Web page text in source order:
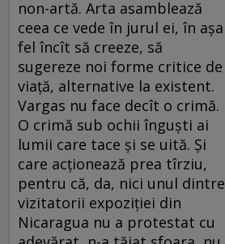
non-artă. Arta asamblează
ceea ce vede în jurul ei, în aşa
fel încît să creeze, să
sugereze noi forme critice de
viaţă, alternative la existent.
Vargas nu face decît o crimă.
O crimă sub ochii înguşti ai
lumii care tace şi se uită. Şi
care acţionează prea tîrziu,
pentru că, da, nici unul dintre
vizitatorii expoziţiei din
Nicaragua nu a protestat cu